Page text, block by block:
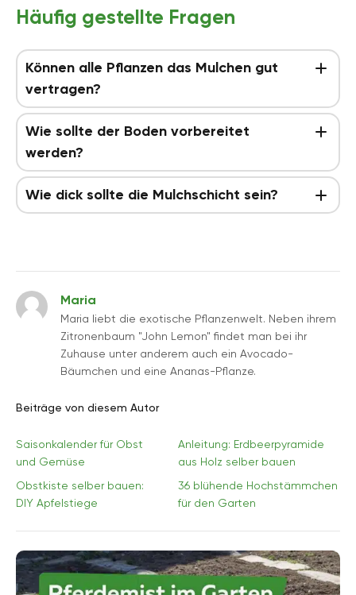
Häufig gestellte Fragen
Können alle Pflanzen das Mulchen gut
vertragen?
Wie sollte der Boden vorbereitet
werden?
Wie dick sollte die Mulchschicht sein?
Maria
Maria liebt die exotische Pflanzenwelt. Neben ihrem
Zitronenbaum "John Lemon" findet man bei ihr
Zuhause unter anderem auch ein Avocado-
Bäumchen und eine Ananas-Pflanze.
Beiträge von diesem Autor
Saisonkalender für Obst
und Gemüse
Anleitung: Erdbeerpyramide
aus Holz selber bauen
Obstkiste selber bauen:
DIY Apfelstiege
36 blühende Hochstämmchen
für den Garten